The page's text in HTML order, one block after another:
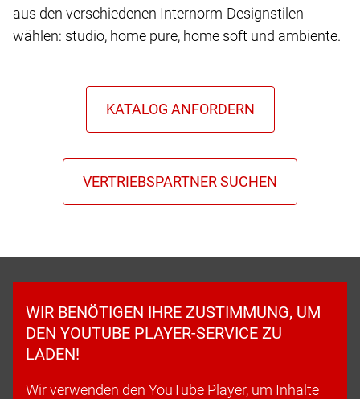
aus den verschiedenen Internorm-Designstilen
wählen: studio, home pure, home soft und ambiente.
WIR BENÖTIGEN IHRE ZUSTIMMUNG, UM
DEN YOUTUBE PLAYER-SERVICE ZU
LADEN!
Wir verwenden den YouTube Player, um Inhalte